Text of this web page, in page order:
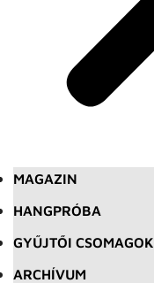
MAGAZIN
HANGPRÓBA
GYŰJTŐI CSOMAGOK
ARCHÍVUM